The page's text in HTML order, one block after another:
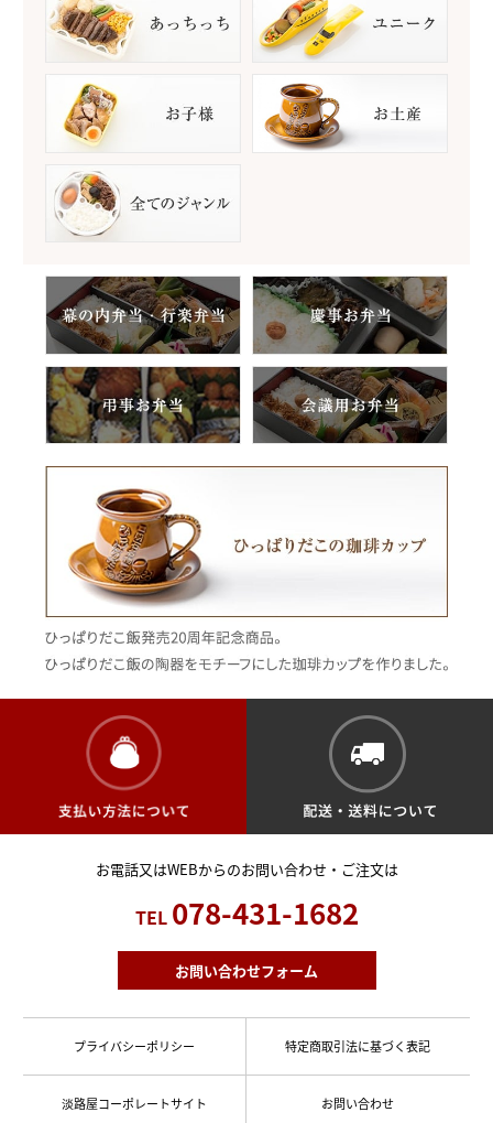
お電話又はWEBからのお問い合わせ・ご注文は
TEL 078-431-1682
お問い合わせフォーム
プライバシーポリシー 特定商取引法に基づく表記
淡路屋コーポレートサイト お問い合わせ